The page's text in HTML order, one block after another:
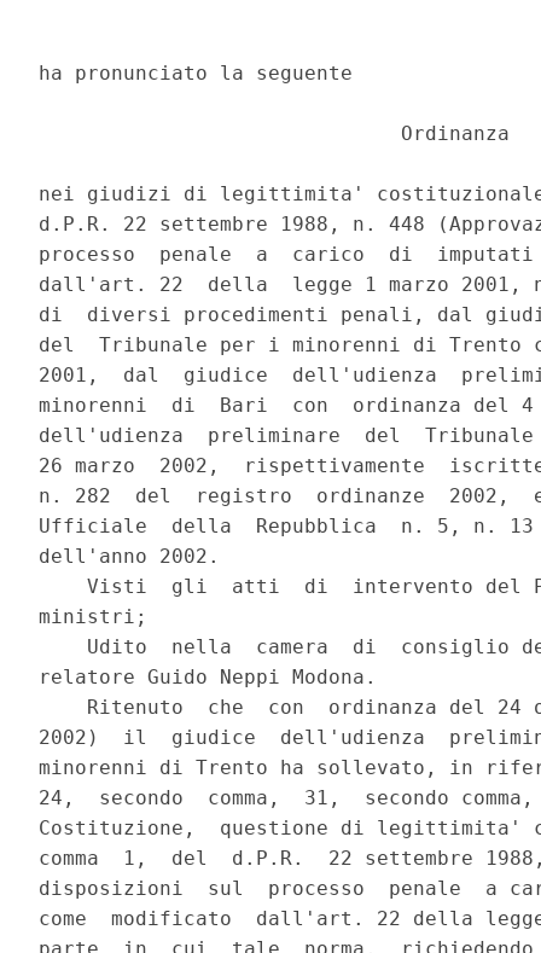
ha pronunciato la seguente
                              Ordinanza
nei giudizi di legittimita'
d.P.R. 22 settembre 1988, n. 448
processo  penale  a  carico  di  imputati
dall'art. 22  della  legge 1 marzo 2001,
di  diversi procedimenti penali, dal
del  Tribunale per i minorenni di Trento
2001,  dal  giudice  dell'udienza
minorenni  di  Bari  con  ordinanza del 4
dell'udienza  preliminare  del  Tribunale
26 marzo  2002,  rispettivamente
n. 282  del  registro  ordinanze  2002,
Ufficiale  della  Repubblica  n. 5, n.
dell'anno 2002.
Visti  gli  atti  di  intervento del
ministri;
Udito  nella  camera  di  consiglio
relatore Guido Neppi Modona.
Ritenuto  che  con  ordinanza del 24
2002)  il  giudice  dell'udienza
minorenni di Trento ha sollevato, in
24,  secondo  comma,  31,  secondo
Costituzione,  questione di
comma  1,  del  d.P.R.  22 settembre
disposizioni  sul  processo  penale  a
come  modificato  dall'art. 22 della